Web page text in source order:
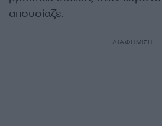
απουσίαζε.
ΔΙΑΦΗΜΙΣΗ